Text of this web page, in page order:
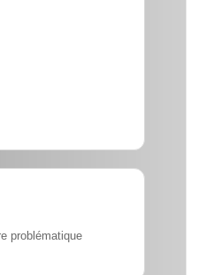
problématique